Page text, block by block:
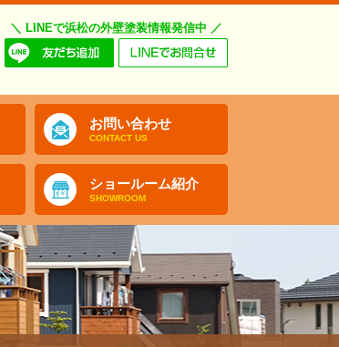
＼ LINEで浜松の外壁塗装情報発信中 ／
お問い合わせ
CONTACT US
ショールーム紹介
SHOWROOM